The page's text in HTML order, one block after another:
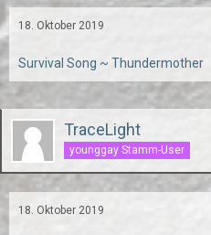
18. Oktober 2019
Survival Song ~ Thundermother
TraceLight
younggay Stamm-User
18. Oktober 2019